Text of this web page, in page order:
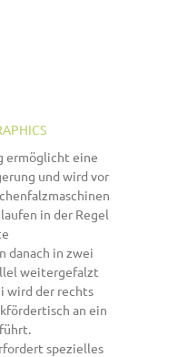
ermöglicht eine
und wird vor
in der Regel
danach in zwei
weitergefalzt
wird der rechts
an ein
spezielles